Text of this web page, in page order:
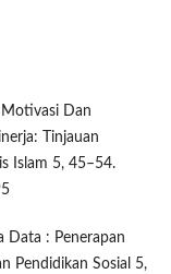
Motivasi Dan
Tinjauan
Islam 5, 45–54.
Data : Penerapan
Pendidikan Sosial 5,